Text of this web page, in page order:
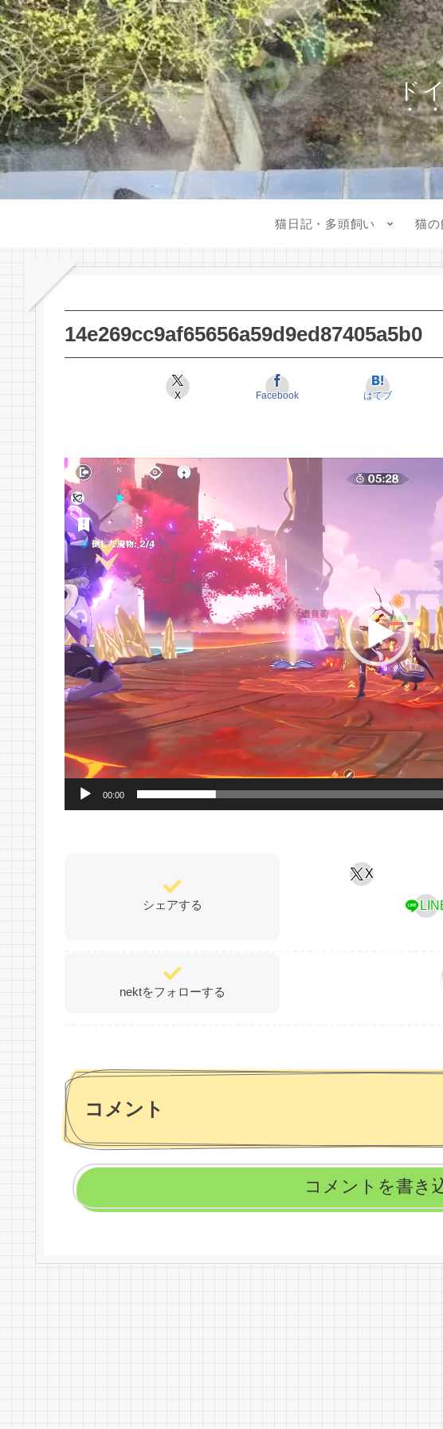
ド
猫日記・多頭飼い 猫の
14e269cc9af65656a59d9ed87405a5b0
X Facebook はてブ
動
画
プ
レ
ー
ヤ
ー
00:00
シェアする
X
nektをフォローする
コメント
コメントを書き